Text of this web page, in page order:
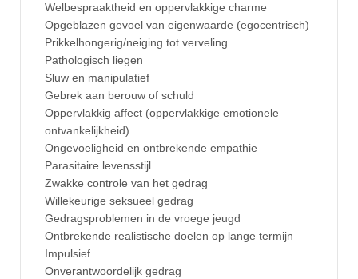
Welbespraaktheid en oppervlakkige charme
Opgeblazen gevoel van eigenwaarde (egocentrisch)
Prikkelhongerig/neiging tot verveling
Pathologisch liegen
Sluw en manipulatief
Gebrek aan berouw of schuld
Oppervlakkig affect (oppervlakkige emotionele
ontvankelijkheid)
Ongevoeligheid en ontbrekende empathie
Parasitaire levensstijl
Zwakke controle van het gedrag
Willekeurige seksueel gedrag
Gedragsproblemen in de vroege jeugd
Ontbrekende realistische doelen op lange termijn
Impulsief
Onverantwoordelijk gedrag